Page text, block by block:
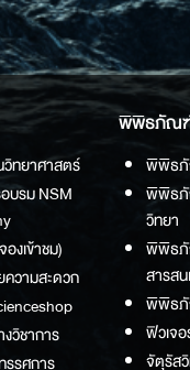
วิทยาศาสตร์
บรม NSM
งเข้าชม)
วามสะดวก
วิชาการ
รรศการ
พิพิธภัณ
พิพิธภั
พิพิธภั
วิทยา
พิพิธภั
สารสน
พิพิธภั
ฟิวเจอ
จัตุรัส